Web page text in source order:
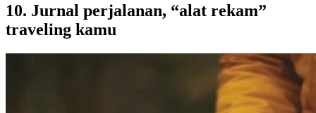
10. Jurnal perjalanan, “alat rekam”
traveling kamu